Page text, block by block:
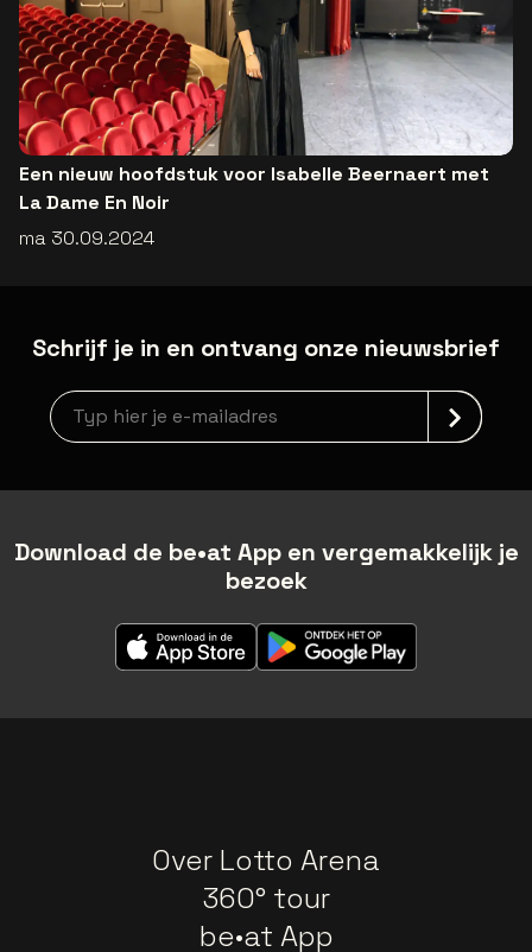
Een nieuw hoofdstuk voor Isabelle Beernaert met
La Dame En Noir
ma 30.09.2024
Schrijf je in en ontvang onze nieuwsbrief
Nieuwsbrief aanmelding
Download de be•at App en vergemakkelijk je
bezoek
Over Lotto Arena
360° tour
be•at App